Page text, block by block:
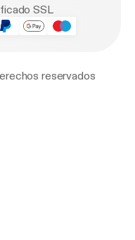
SSL
reservados